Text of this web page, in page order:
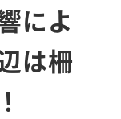
によ
は柵